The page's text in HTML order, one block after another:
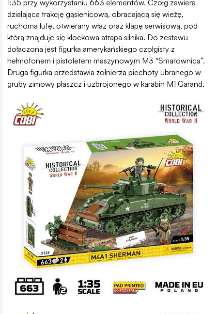
1:35 przy wykorzystaniu 663 elementów. Czołg zawiera
działającą trakcję gąsienicową, obracającą się wieżę,
ruchomą lufę, otwierany właz oraz klapę serwisową, pod
którą znajduje się klockowa atrapa silnika. Do zestawu
dołączona jest figurka amerykańskiego czołgisty z
hełmofonem i pistoletem maszynowym M3 “Smarownica”.
Druga figurka przedstawia żołnierza piechoty ubranego w
gruby zimowy płaszcz i uzbrojonego w karabin M1 Garand.